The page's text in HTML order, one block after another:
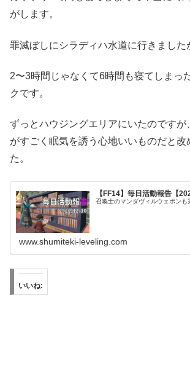
がします。
罪滅ぼしにシラディハ水道に行きました
2〜3時間じゃなくて6時間も寝てしまっ
クです。
ずっとハウジングエリアにいたのですが
がすごく眠気を誘う心地いいものだと改
た。
【FF14】毎日活動報告【
召喚士のマンダヴィルウェポンも
www.shumiteki-leveling.com
いいね: